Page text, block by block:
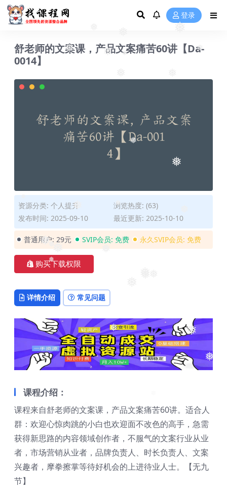
❅
❅
❅
❅
❅
❅
❅
❅
❅
❅
❅
❅ ❅
❅
登录
舒老师的文案课，产品文案痛苦60讲【Da-
0014】
资源分类: 个人提升
浏览热度: (63)
发布时间: 2025-09-10
最近更新: 2025-10-10
普通用户: 29元 SVIP会员: 免费 永久SVIP会员: 免费
购买下载权限
详情介绍 常见问题
课程介绍：
课程来自舒老师的文案课，产品文案痛苦60讲。适合人
群：欢迎心惊肉跳的小白也欢迎面不改色的高手，急需
获得新思路的内容领域创作者，不服气的文案行业从业
者，市场营销从业者，品牌负责人、时长负责人、文案
兴趣者，摩拳擦掌等待好机会的上进待业人士。【无九
节】